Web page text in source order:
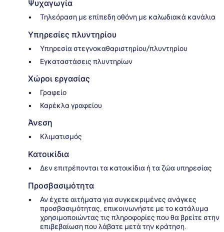
Ψυχαγωγία
Τηλεόραση με επίπεδη οθόνη με καλωδιακά κανάλια
Υπηρεσίες πλυντηρίου
Υπηρεσία στεγνοκαθαριστηρίου/πλυντηρίου
Εγκαταστάσεις πλυντηρίων
Χώροι εργασίας
Γραφείο
Καρέκλα γραφείου
Άνεση
Κλιματισμός
Κατοικίδια
Δεν επιτρέπονται τα κατοικίδια ή τα ζώα υπηρεσίας
Προσβασιμότητα
Αν έχετε αιτήματα για συγκεκριμένες ανάγκες
προσβασιμότητας, επικοινωνήστε με το κατάλυμα
χρησιμοποιώντας τις πληροφορίες που θα βρείτε στην
επιβεβαίωση που λάβατε μετά την κράτηση.